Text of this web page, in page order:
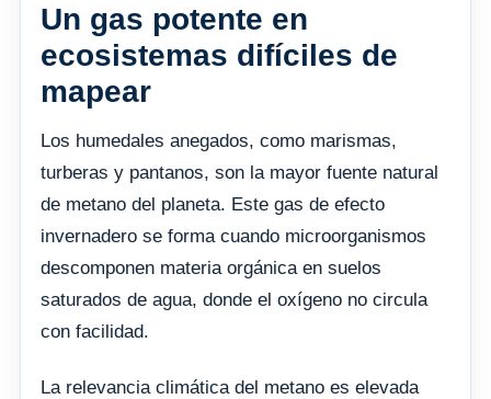
Un gas potente en
ecosistemas difíciles de
mapear
Los humedales anegados, como marismas,
turberas y pantanos, son la mayor fuente natural
de metano del planeta. Este gas de efecto
invernadero se forma cuando microorganismos
descomponen materia orgánica en suelos
saturados de agua, donde el oxígeno no circula
con facilidad.
La relevancia climática del metano es elevada